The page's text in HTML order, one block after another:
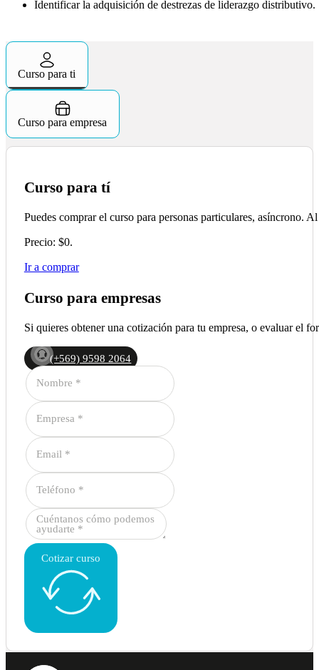
Identificar la adquisición de destrezas de liderazgo distributivo.
Curso para ti
Curso para empresa
Curso para tí
Puedes comprar el curso para personas particulares, asíncrono.
Precio: $0.
Ir a comprar
Curso para empresas
Si quieres obtener una cotización para tu empresa, o evaluar el
(+569) 9598 2064
Cotizar curso